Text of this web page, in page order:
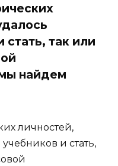
стать, так или
найдем
личностей,
и стать,